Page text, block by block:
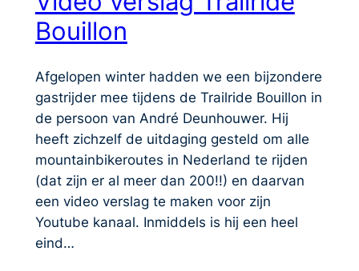
Bouillon
Afgelopen winter hadden we een bijzondere
gastrijder mee tijdens de Trailride Bouillon in
de persoon van André Deunhouwer. Hij
heeft zichzelf de uitdaging gesteld om alle
mountainbikeroutes in Nederland te rijden
(dat zijn er al meer dan 200!!) en daarvan
een video verslag te maken voor zijn
Youtube kanaal. Inmiddels is hij een heel
eind…